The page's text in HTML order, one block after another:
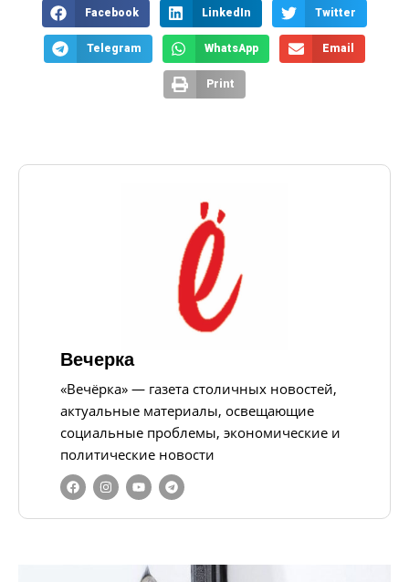
Facebook LinkedIn Twitter
Telegram WhatsApp Email
Print
Вечерка
«Вечёрка» — газета столичных новостей,
актуальные материалы, освещающие
социальные проблемы, экономические и
политические новости